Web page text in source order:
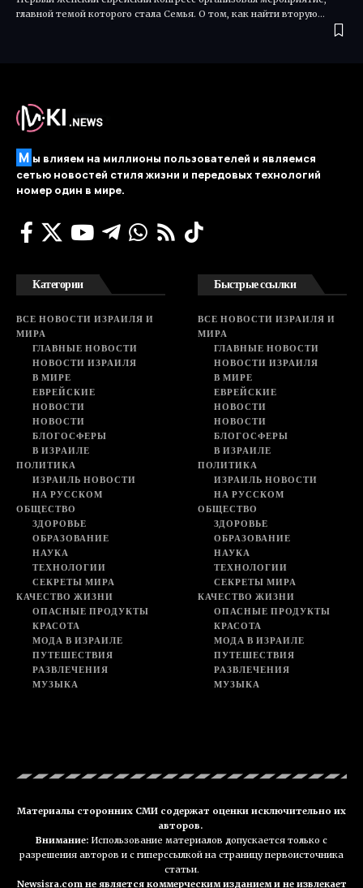
главной темой которого стала Семья. О том, как найти вторую…
М ы влияем на миллионы пользователей и являемся
сетью новостей стиля жизни и передовых технологий
номер один в мире.
Категории
ВСЕ НОВОСТИ ИЗРАИЛЯ И
МИРА
ГЛАВНЫЕ НОВОСТИ
НОВОСТИ ИЗРАИЛЯ
В МИРЕ
ЕВРЕЙСКИЕ
НОВОСТИ
НОВОСТИ
БЛОГОСФЕРЫ
В ИЗРАИЛЕ
ПОЛИТИКА
ИЗРАИЛЬ НОВОСТИ
НА РУССКОМ
ОБЩЕСТВО
ЗДОРОВЬЕ
ОБРАЗОВАНИЕ
НАУКА
ТЕХНОЛОГИИ
СЕКРЕТЫ МИРА
КАЧЕСТВО ЖИЗНИ
ОПАСНЫЕ ПРОДУКТЫ
КРАСОТА
МОДА В ИЗРАИЛЕ
ПУТЕШЕСТВИЯ
РАЗВЛЕЧЕНИЯ
МУЗЫКА
Быстрые ссылки
ВСЕ НОВОСТИ ИЗРАИЛЯ И
МИРА
ГЛАВНЫЕ НОВОСТИ
НОВОСТИ ИЗРАИЛЯ
В МИРЕ
ЕВРЕЙСКИЕ
НОВОСТИ
НОВОСТИ
БЛОГОСФЕРЫ
В ИЗРАИЛЕ
ПОЛИТИКА
ИЗРАИЛЬ НОВОСТИ
НА РУССКОМ
ОБЩЕСТВО
ЗДОРОВЬЕ
ОБРАЗОВАНИЕ
НАУКА
ТЕХНОЛОГИИ
СЕКРЕТЫ МИРА
КАЧЕСТВО ЖИЗНИ
ОПАСНЫЕ ПРОДУКТЫ
КРАСОТА
МОДА В ИЗРАИЛЕ
ПУТЕШЕСТВИЯ
РАЗВЛЕЧЕНИЯ
МУЗЫКА
Материалы сторонних СМИ содержат оценки исключительно их
авторов.
Внимание: Использование материалов допускается только с
разрешения авторов и с гиперссылкой на страницу первоисточника
статьи.
Newsisra.com не является коммерческим изданием и не извлекает